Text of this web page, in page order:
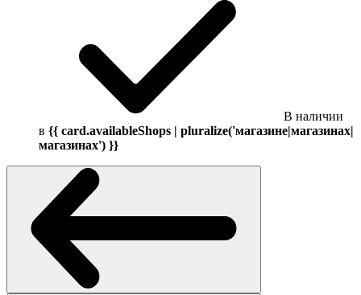
В наличии
в {{ card.availableShops | pluralize('магазине|магазинах|
магазинах') }}